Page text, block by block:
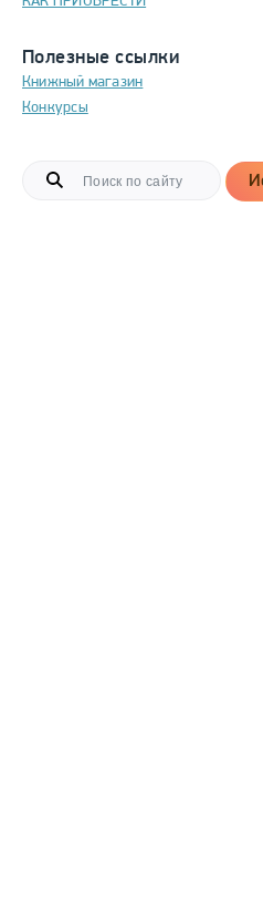
Полезные ссылки
Книжный магазин
Конкурсы